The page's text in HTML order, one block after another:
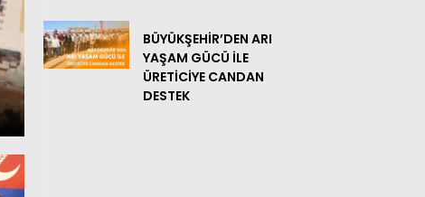
BÜYÜKŞEHİR’DEN ARI
YAŞAM GÜCÜ İLE
ÜRETİCİYE CANDAN
DESTEK